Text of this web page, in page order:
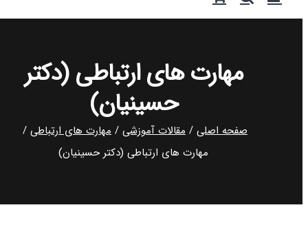
مهارت های ارتباطی (دکتر
حسینیان)
صفحه اصلی مقالات آموزشی
مهارت های ارتباطی
مهارت های ارتباطی (دکتر حسینیان)